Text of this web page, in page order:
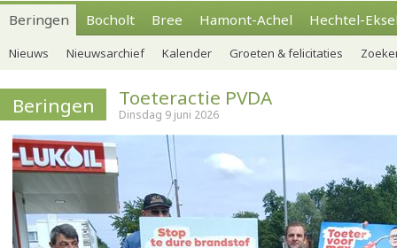
Beringen Bocholt Bree Hamont-Achel Hechtel-
Nieuws Nieuwsarchief Kalender Groeten & felicitaties
Beringen Toeteractie PVDA
Dinsdag 9 juni 2026